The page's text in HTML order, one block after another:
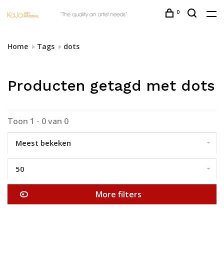
0
Home Tags dots
Producten getagd met dots
Toon 1 - 0 van 0
Meest bekeken
50
More filters